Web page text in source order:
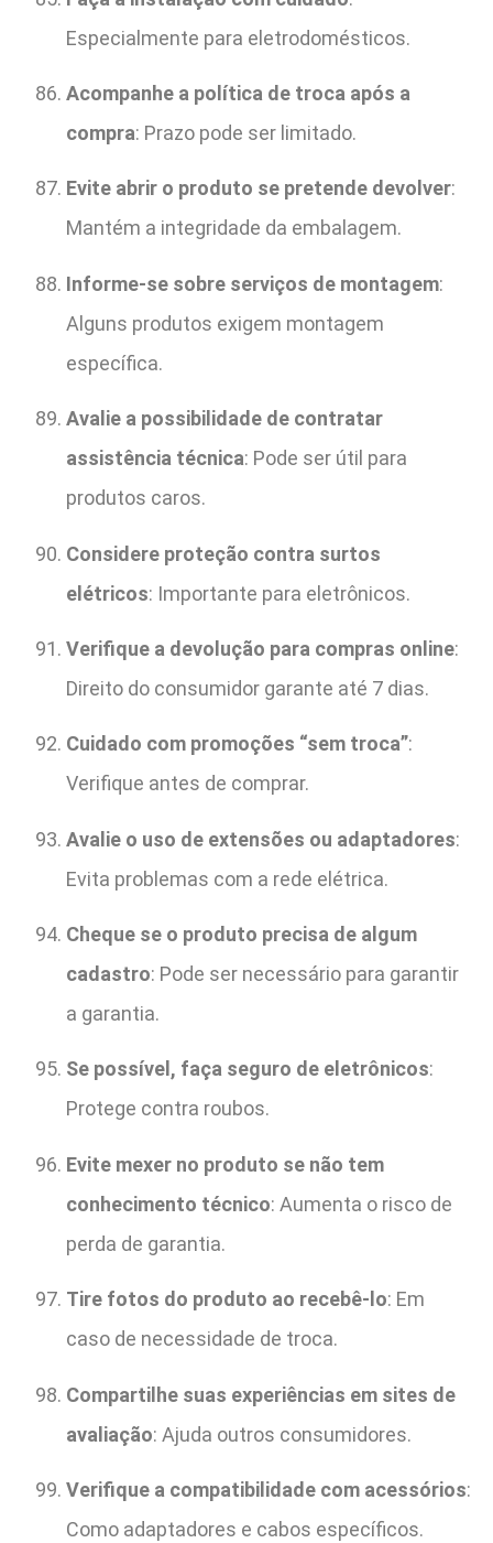
Especialmente para eletrodomésticos.
Acompanhe a política de troca após a
compra: Prazo pode ser limitado.
Evite abrir o produto se pretende devolver:
Mantém a integridade da embalagem.
Informe-se sobre serviços de montagem:
Alguns produtos exigem montagem
específica.
Avalie a possibilidade de contratar
assistência técnica: Pode ser útil para
produtos caros.
Considere proteção contra surtos
elétricos: Importante para eletrônicos.
Verifique a devolução para compras online:
Direito do consumidor garante até 7 dias.
Cuidado com promoções “sem troca”:
Verifique antes de comprar.
Avalie o uso de extensões ou adaptadores:
Evita problemas com a rede elétrica.
Cheque se o produto precisa de algum
cadastro: Pode ser necessário para garantir
a garantia.
Se possível, faça seguro de eletrônicos:
Protege contra roubos.
Evite mexer no produto se não tem
conhecimento técnico: Aumenta o risco de
perda de garantia.
Tire fotos do produto ao recebê-lo: Em
caso de necessidade de troca.
Compartilhe suas experiências em sites de
avaliação: Ajuda outros consumidores.
Verifique a compatibilidade com acessórios:
Como adaptadores e cabos específicos.